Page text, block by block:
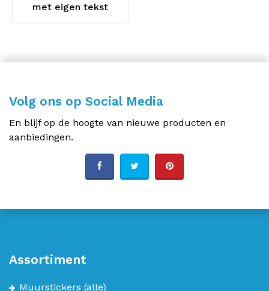
met eigen tekst
Volg ons op Social Media
En blijf op de hoogte van nieuwe producten en
aanbiedingen.
Assortiment
Muurstickers (alle)